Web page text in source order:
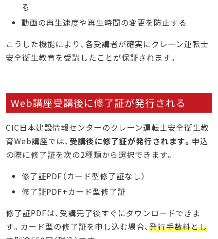
る
動画の再生速度や再生時間の変更を防止する
こうした機能により、各受講者が確実にクレーン運転士
安全衛生教育を受講したことが保証されます。
Web講座受講後に修了証が発行される
CIC日本建設情報センターのクレーン運転士安全衛生教
育Web講座では、 受講後に修了証が発行されます。 申込
の際に修了証を次の2種類から選択できます。
修了証PDF（カード型修了証なし）
修了証PDF+カード型修了証
修了証PDFは、受講完了後すぐにダウンロードできま
す。カード型の修了証を申し込む場合、発行手数料とし